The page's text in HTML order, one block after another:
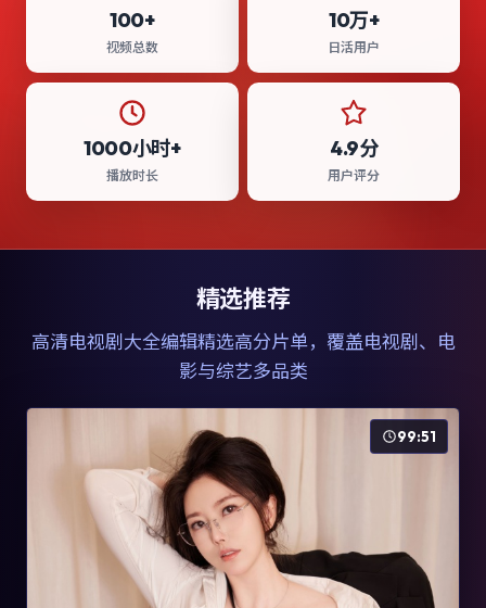
100+
视频总数
10万+
日活用户
1000小时+
播放时长
4.9分
用户评分
精选推荐
高清电视剧大全编辑精选高分片单，覆盖电视剧、电
影与综艺多品类
99:51